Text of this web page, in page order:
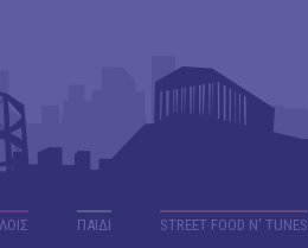
ΠΑΙΔΙ STREET FOOD N' TUNES